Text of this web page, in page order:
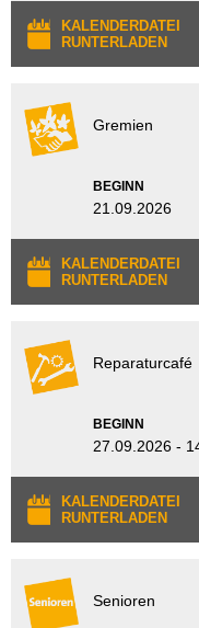
KALENDERDATEI
RUNTERLADEN
Gremien
BEGINN
21.09.2026
KALENDERDATEI
RUNTERLADEN
Reparaturcafé
BEGINN
27.09.2026 -
KALENDERDATEI
RUNTERLADEN
Senioren